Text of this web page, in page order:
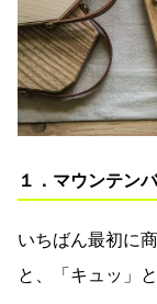
１．マウンテン
いちばん最初に
と、「キュッ」